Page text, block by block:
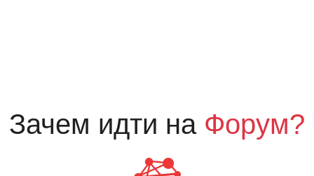
Зачем идти на Форум?